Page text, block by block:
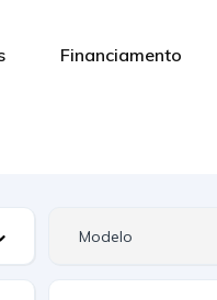
Financiamento